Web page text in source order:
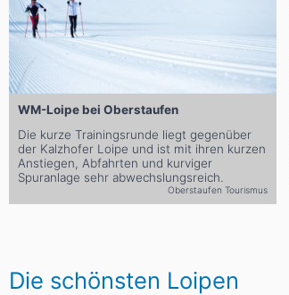
WM-Loipe bei Oberstaufen
Die kurze Trainingsrunde liegt gegenüber
der Kalzhofer Loipe und ist mit ihren kurzen
Anstiegen, Abfahrten und kurviger
Spuranlage sehr abwechslungsreich.
Oberstaufen Tourismus
Die schönsten Loipen